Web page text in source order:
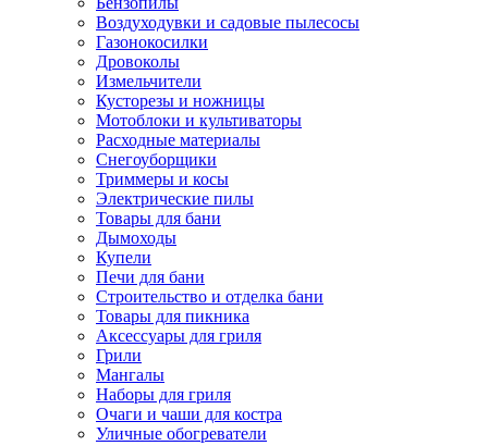
Воздуходувки и садовые пылесосы
Газонокосилки
Дровоколы
Измельчители
Кусторезы и ножницы
Мотоблоки и культиваторы
Расходные материалы
Снегоуборщики
Триммеры и косы
Электрические пилы
Товары для бани
Дымоходы
Купели
Печи для бани
Строительство и отделка бани
Товары для пикника
Аксессуары для гриля
Грили
Мангалы
Наборы для гриля
Очаги и чаши для костра
Уличные обогреватели